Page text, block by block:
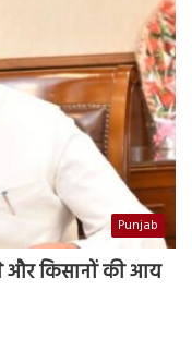
Punjab
और किसानों की आय